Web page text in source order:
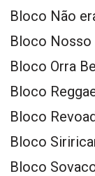
Bloco Não
Bloco Nosso
Bloco Orra
Bloco
Bloco
Bloco
Bloco